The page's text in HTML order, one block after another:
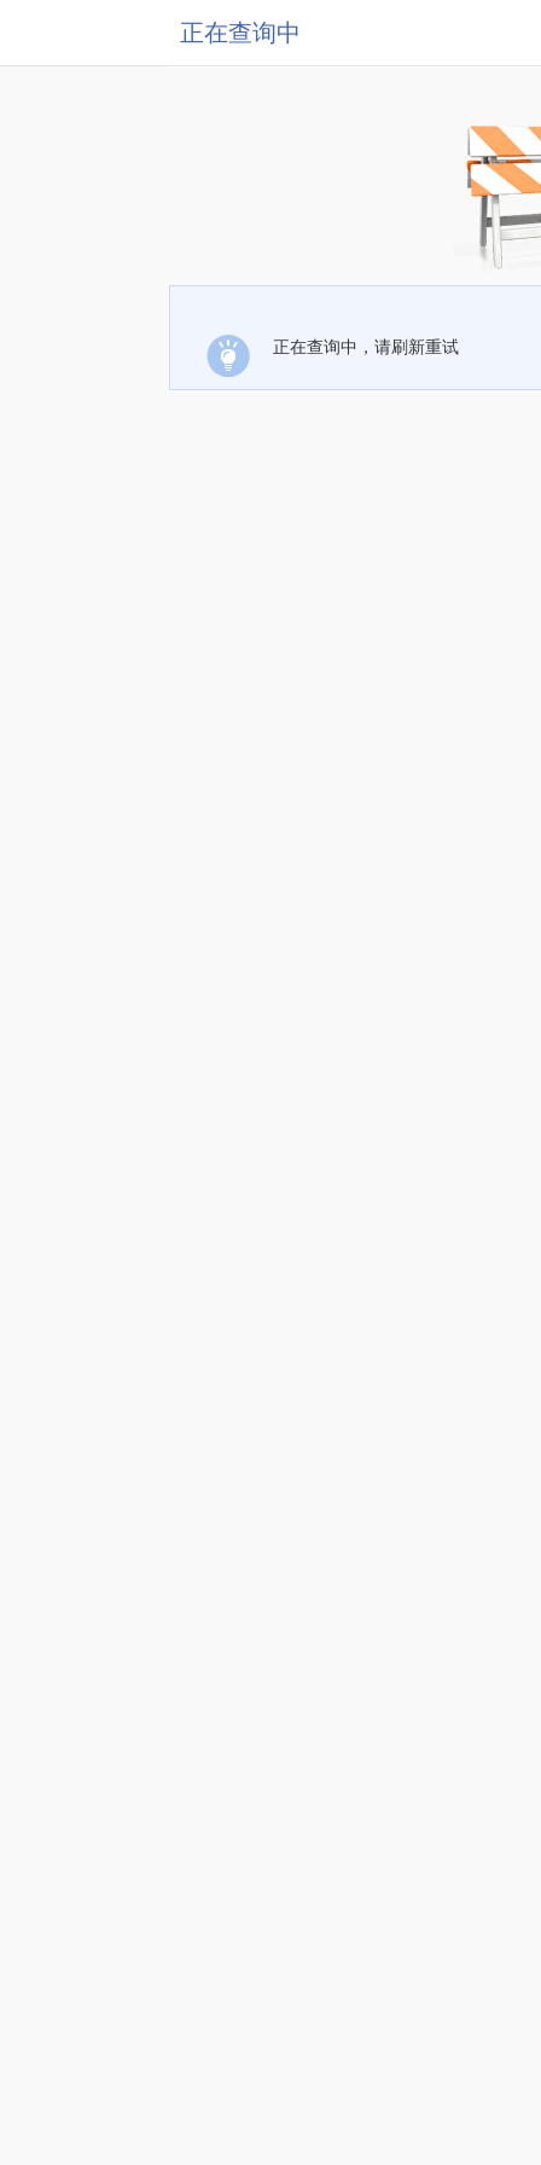
正在查询中
正在查询中，请刷新重试